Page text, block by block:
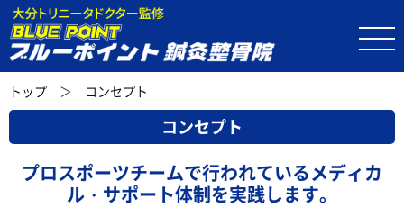
トップ ＞ コンセプト
コンセプト
プロスポーツチームで行われているメディカ
ル・サポート体制を実践します。